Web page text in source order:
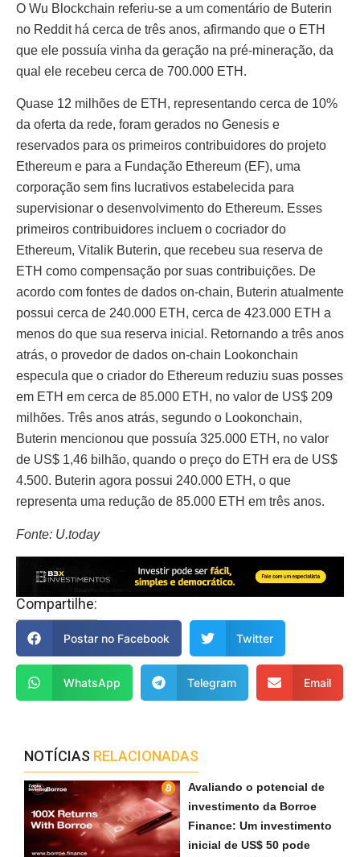
O Wu Blockchain referiu-se a um comentário de Buterin
no Reddit há cerca de três anos, afirmando que o ETH
que ele possuía vinha da geração na pré-mineração, da
qual ele recebeu cerca de 700.000 ETH.
Quase 12 milhões de ETH, representando cerca de 10%
da oferta da rede, foram gerados no Genesis e
reservados para os primeiros contribuidores do projeto
Ethereum e para a Fundação Ethereum (EF), uma
corporação sem fins lucrativos estabelecida para
supervisionar o desenvolvimento do Ethereum. Esses
primeiros contribuidores incluem o cocriador do
Ethereum, Vitalik Buterin, que recebeu sua reserva de
ETH como compensação por suas contribuições. De
acordo com fontes de dados on-chain, Buterin atualmente
possui cerca de 240.000 ETH, cerca de 423.000 ETH a
menos do que sua reserva inicial. Retornando a três anos
atrás, o provedor de dados on-chain Lookonchain
especula que o criador do Ethereum reduziu suas posses
em ETH em cerca de 85.000 ETH, no valor de US$ 209
milhões. Três anos atrás, segundo o Lookonchain,
Buterin mencionou que possuía 325.000 ETH, no valor
de US$ 1,46 bilhão, quando o preço do ETH era de US$
4.500. Buterin agora possui 240.000 ETH, o que
representa uma redução de 85.000 ETH em três anos.
Fonte: U.today
Compartilhe:
Postar no Facebook Twitter
WhatsApp Telegram Email
NOTÍCIAS RELACIONADAS
Avaliando o potencial de
investimento da Borroe
Finance: Um investimento
inicial de US$ 50 pode